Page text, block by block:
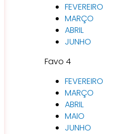
FEVEREIRO
MARÇO
ABRIL
JUNHO
Favo 4
FEVEREIRO
MARÇO
ABRIL
MAIO
JUNHO